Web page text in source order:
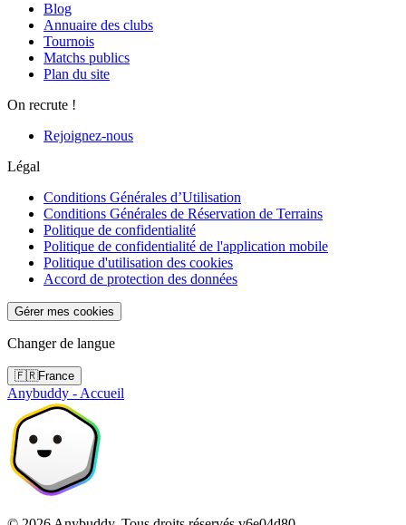
Blog
Annuaire des clubs
Tournois
Matchs publics
Plan du site
On recrute !
Rejoignez-nous
Légal
Conditions Générales d’Utilisation
Conditions Générales de Réservation de Terrains
Politique de confidentialité
Politique de confidentialité de l'application mobile
Politique d'utilisation des cookies
Accord de protection des données
Gérer mes cookies
Changer de langue
🇫🇷France
Anybuddy - Accueil